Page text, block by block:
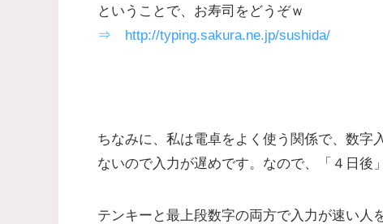
ということで、お寿司をどうぞｗ
⇒ http://typing.sakura.ne.jp/sushida/
ちなみに、私は電卓をよく使う関係で、数字
ないので入力が遅めです。なので、「４日後
テンキーと最上段数字の両方で入力が速い人